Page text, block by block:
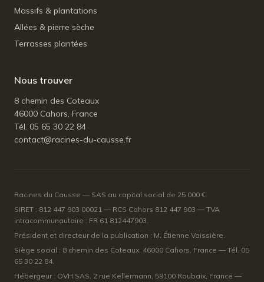
Massifs & plantations
Allées & pierre sèche
Terrasses plantées
Nous trouver
8 chemin des Coteaux
46000 Cahors, France
Tél. 05 65 30 22 84
contact@racines-du-causse.fr
Racines du Causse — SAS au capital social de 25 000 €.
SIRET : 812 447 903 00021 — RCS Cahors 812 447 903 — TVA
intracommunautaire : FR 61 812447903.
Président et directeur de la publication : M. Étienne Vaissière.
Siège social : 8 chemin des Coteaux, 46000 Cahors, France — Tél. 05
65 30 22 84.
Hébergeur : OVH SAS, 2 rue Kellermann, 59100 Roubaix, France —